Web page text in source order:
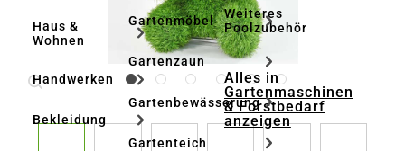
Haus &
Wohnen
Handwerken
Bekleidung
Gartenmöbel
Gartenzaun
Gartenbewässerung
Gartenteich
Weiteres
Poolzubehör
Alles in
Gartenmaschinen
& Forstbedarf
anzeigen